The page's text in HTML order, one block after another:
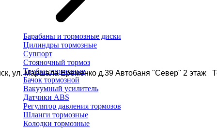
ул. Маршала Еременко д.39 Автобаня "Север" 2 этаж
Барабаны и тормозные диски
Цилиндры тормозные
Суппорт
Стояночный тормоз
Трубки тормозные
Бачок тормозной
Вакуумный усилитель
Датчики ABS
Регулятор давления тормозов
Шланги тормозные
Колодки тормозные